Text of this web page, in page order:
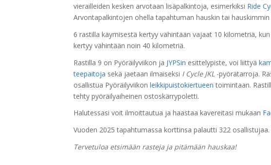
vierailleiden kesken arvotaan lisäpalkintoja, esimerkiksi Ride
Arvontapalkintojen ohella tapahtuman hauskin tai
6 rastilla käymisestä kertyy vähintään vajaat 10 kilometriä,
kertyy vähintään noin 40 kilometriä.
Rastilla 9 on Pyöräilyviikon ja JYPSin esittelypiste, voi liittyä
teepaitoja sekä jaetaan ilmaiseksi I Cycle JKL -pyörätarroja.
osallistua Pyöräilyviikon leikkipuistokiertueen toimintaan.
tehty pyöräilyaiheinen ostoskärrypoletti.
Halutessasi voit ilmoittautua ja haastaa kavereitasi mukaan
Vuoden 2025 tapahtumassa korttinsa palautti 322 osallistujaa.
Tervetuloa etsimään rasteja ja pitämään hauskaa!